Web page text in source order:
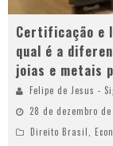
Certificação e
qual é a
joias e metais
Felipe de Jesus -
28 de dezembro de
Direito Brasil,